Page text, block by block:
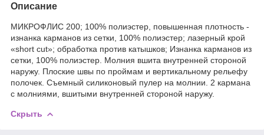
Описание
МИКРОФЛИС 200; 100% полиэстер, повышенная плотность -
изнанка карманов из сетки, 100% полиэстер; лазерный крой
«short cut»; обработка против катышков; Изнанка карманов из
сетки, 100% полиэстер. Молния вшита внутренней стороной
наружу. Плоские швы по проймам и вертикальному рельефу
полочек. Съемный силиконовый пулер на молнии. 2 кармана
с молниями, вшитыми внутренней стороной наружу.
Скрыть